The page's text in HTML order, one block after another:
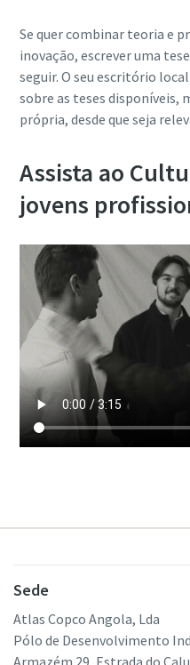
Se quer combinar teoria e
inovação, escrever uma
seguir. O seu escritório
sobre as teses disponíveis,
própria, desde que seja
Assista ao
jovens
Sede
Atlas Copco Angola, Lda
Pólo de Desenvolvimento
Armazém 29, Estrada do